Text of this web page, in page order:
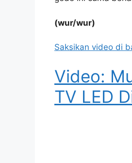
(wur/wur)
Saksikan video di
Video:
TV LED